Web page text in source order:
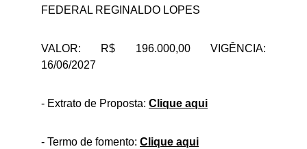
FEDERAL REGINALDO LOPES
VALOR: R$ 196.000,00 VIGÊNCIA:
16/06/2027
- Extrato de Proposta: Clique aqui
- Termo de fomento: Clique aqui